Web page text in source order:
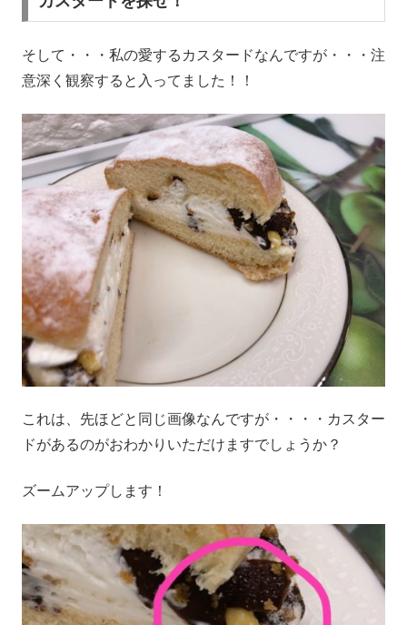
そして・・・私の愛するカスタードなんですが・・・注
意深く観察すると入ってました！！
これは、先ほどと同じ画像なんですが・・・・カスター
ドがあるのがおわかりいただけますでしょうか？
ズームアップします！